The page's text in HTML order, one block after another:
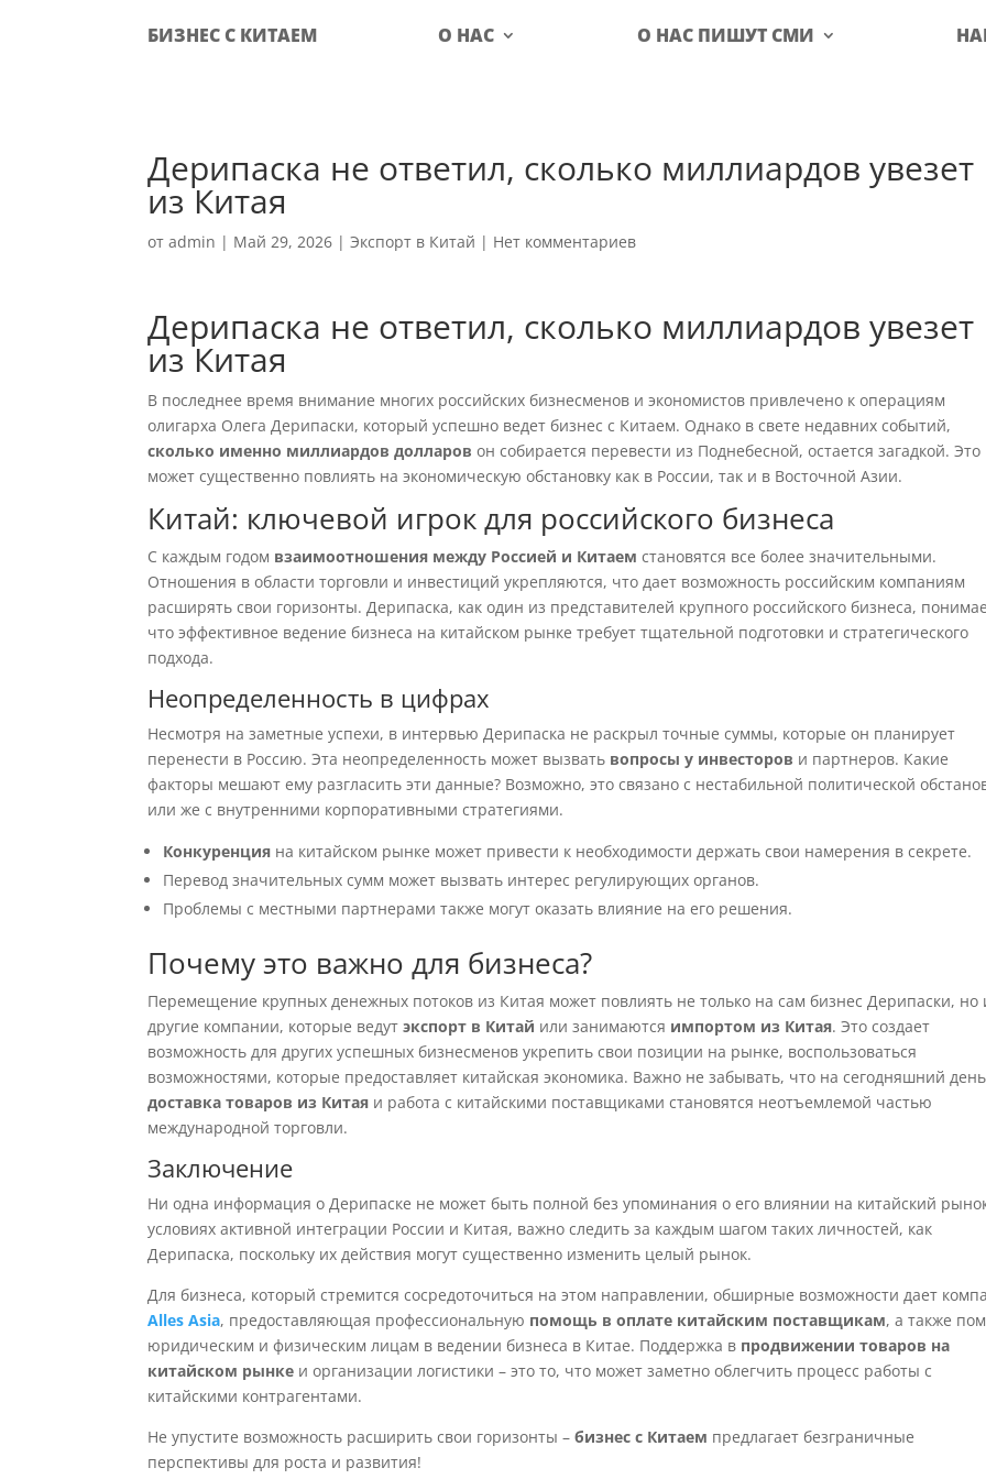
БИЗНЕС С КИТАЕМ О НАС О НАС ПИШУТ СМИ
Дерипаска не ответил, сколько миллиардов увезет
из Китая
отadmin | Май 29, 2026 |Экспорт в Китай | Нет комментариев
Дерипаска не ответил, сколько миллиардов увезет
из Китая
В последнее время внимание многих российских бизнесменов и экономистов привлечено к операциям
олигарха Олега Дерипаски, который успешно ведет бизнес с Китаем. Однако в свете недавних событий,
сколько именно миллиардов долларов он собирается перевести из Поднебесной, остается загадкой. Это
может существенно повлиять на экономическую обстановку как в России, так и в Восточной Азии.
Китай: ключевой игрок для российского бизнеса
С каждым годом взаимоотношения между Россией и Китаем становятся все более значительными.
Отношения в области торговли и инвестиций укрепляются, что дает возможность российским компаниям
расширять свои горизонты. Дерипаска, как один из представителей крупного российского бизнеса,
что эффективное ведение бизнеса на китайском рынке требует тщательной подготовки и стратегического
подхода.
Неопределенность в цифрах
Несмотря на заметные успехи, в интервью Дерипаска не раскрыл точные суммы, которые он планирует
перенести в Россию. Эта неопределенность может вызвать вопросы у инвесторов и партнеров. Какие
факторы мешают ему разгласить эти данные? Возможно, это связано с нестабильной политической
или же с внутренними корпоративными стратегиями.
Конкуренция на китайском рынке может привести к необходимости держать свои намерения в секрете.
Перевод значительных сумм может вызвать интерес регулирующих органов.
Проблемы с местными партнерами также могут оказать влияние на его решения.
Почему это важно для бизнеса?
Перемещение крупных денежных потоков из Китая может повлиять не только на сам бизнес Дерипаски, но
другие компании, которые ведутэкспорт в Китай или занимаются импортом из Китая. Это создает
возможность для других успешных бизнесменов укрепить свои позиции на рынке, воспользоваться
возможностями, которые предоставляет китайская экономика. Важно не забывать, что на сегодняшний день
доставка товаров из Китая и работа с китайскими поставщиками становятся неотъемлемой частью
международной торговли.
Заключение
Ни одна информация о Дерипаске не может быть полной без упоминания о его влиянии на китайский
условиях активной интеграции России и Китая, важно следить за каждым шагом таких личностей, как
Дерипаска, поскольку их действия могут существенно изменить целый рынок.
Для бизнеса, который стремится сосредоточиться на этом направлении, обширные возможности дает
Alles Asia, предоставляющая профессиональную помощь в оплате китайским поставщикам, а также
юридическим и физическим лицам в ведении бизнеса в Китае. Поддержка в продвижении товаров на
китайском рынке и организации логистики – это то, что может заметно облегчить процесс работы с
китайскими контрагентами.
Не упустите возможность расширить свои горизонты –бизнес с Китаем предлагает безграничные
перспективы для роста и развития!